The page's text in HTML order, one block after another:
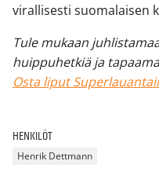
virallisesti suomalaisen
Tule mukaan
huippuhetkiä ja
Osta liput
HENKILÖT
Henrik Dettmann